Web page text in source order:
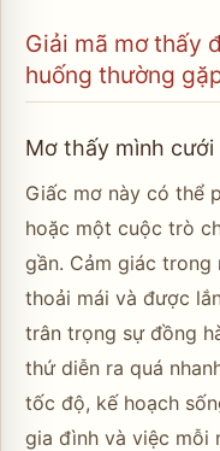
Giải mã mơ thấy
huống thường
Mơ thấy mình
Giấc mơ này có thể
hoặc một cuộc trò
gần. Cảm giác trong
thoải mái và được
trân trọng sự đồng
thứ diễn ra quá
tốc độ, kế hoạch
gia đình và việc mỗi